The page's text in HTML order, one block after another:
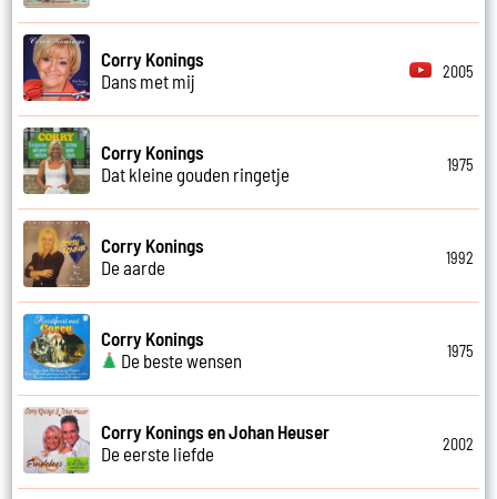
Corry Konings
Dans met mij
2005
Corry Konings
Dat kleine gouden ringetje
1975
Corry Konings
De aarde
1992
Corry Konings
De beste wensen
1975
Corry Konings en Johan Heuser
De eerste liefde
2002